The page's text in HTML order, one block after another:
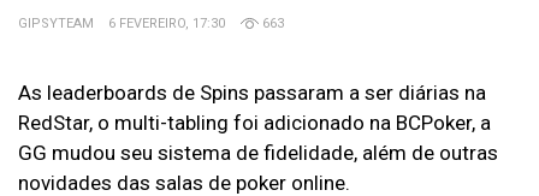
GIPSYTEAM 6 FEVEREIRO, 17:30 663
As leaderboards de Spins passaram a ser diárias na
RedStar, o multi-tabling foi adicionado na BCPoker, a
GG mudou seu sistema de fidelidade, além de outras
novidades das salas de poker online.